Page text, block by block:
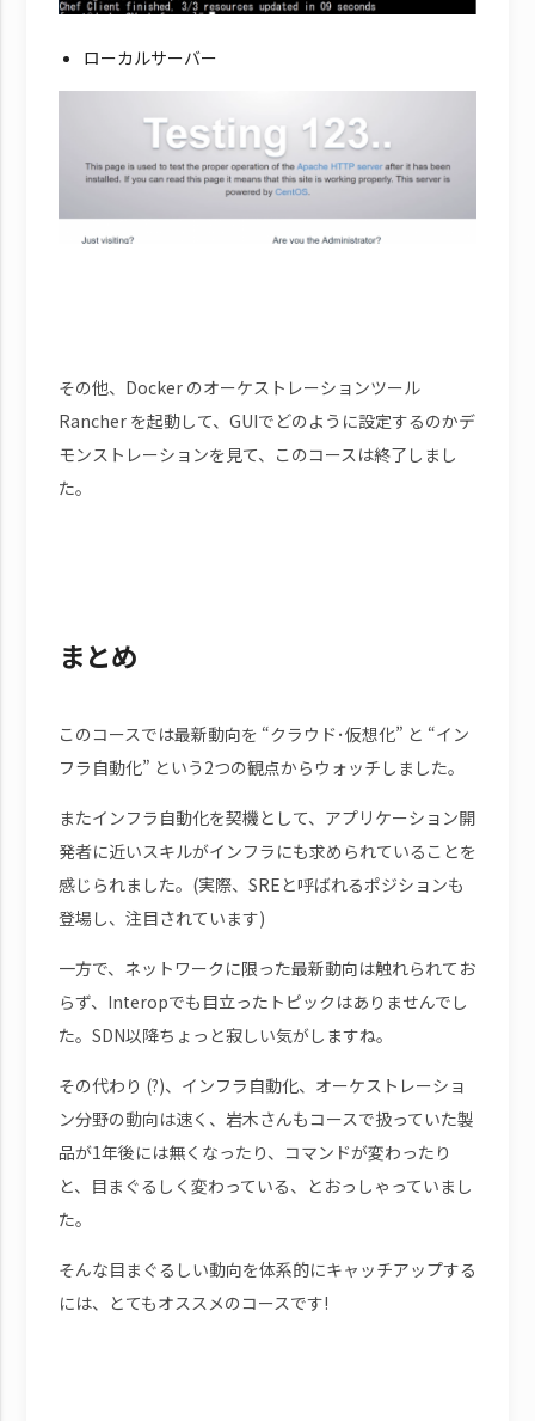
ローカルサーバー
その他、Docker のオーケストレーションツール
Rancher を起動して、GUIでどのように設定するのかデ
モンストレーションを見て、このコースは終了しまし
た。
まとめ
このコースでは最新動向を “クラウド･仮想化” と “イン
フラ自動化” という2つの観点からウォッチしました。
またインフラ自動化を契機として、アプリケーション開
発者に近いスキルがインフラにも求められていることを
感じられました。(実際、SREと呼ばれるポジションも
登場し、注目されています)
一方で、ネットワークに限った最新動向は触れられてお
らず、Interopでも目立ったトピックはありませんでし
た。SDN以降ちょっと寂しい気がしますね。
その代わり (?)、インフラ自動化、オーケストレーショ
ン分野の動向は速く、岩木さんもコースで扱っていた製
品が1年後には無くなったり、コマンドが変わったり
と、目まぐるしく変わっている、とおっしゃっていまし
た。
そんな目まぐるしい動向を体系的にキャッチアップする
には、とてもオススメのコースです!